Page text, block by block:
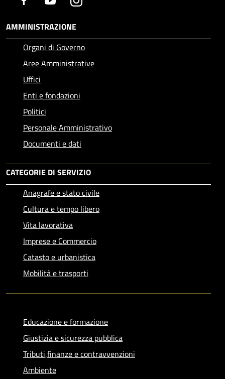
AMMINISTRAZIONE
Organi di Governo
Aree Amministrative
Uffici
Enti e fondazioni
Politici
Personale Amministrativo
Documenti e dati
CATEGORIE DI SERVIZIO
Anagrafe e stato civile
Cultura e tempo libero
Vita lavorativa
Imprese e Commercio
Catasto e urbanistica
Mobilità e trasporti
Educazione e formazione
Giustizia e sicurezza pubblica
Tributi,finanze e contravvenzioni
Ambiente